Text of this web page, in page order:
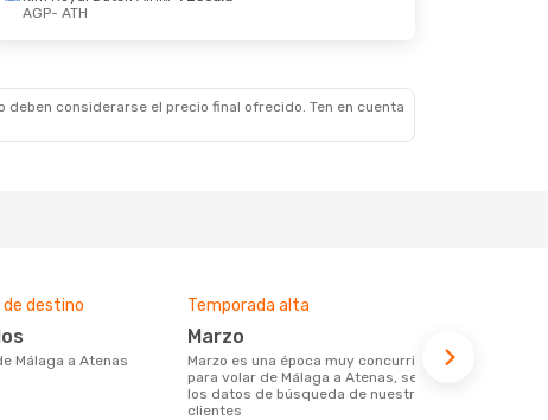
17 Sept.
AGP- ATH
considerarse el precio final ofrecido. Ten en cuenta
destino
Málaga a Atenas
Temporada alta
marzo
marzo es una época muy concurrida
para volar de Málaga a Atenas, según
los datos de búsqueda de nuestros
clientes